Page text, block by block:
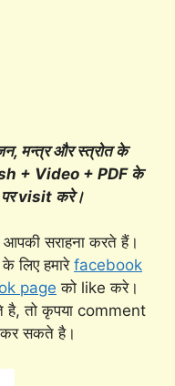
मन्त्र और स्त्रोत के
+ Video + PDF के
visit करे।
सराहना करते हैं।
लिए हमारे facebook
page को like करे।
तो कृपया comment
कर सकते है।